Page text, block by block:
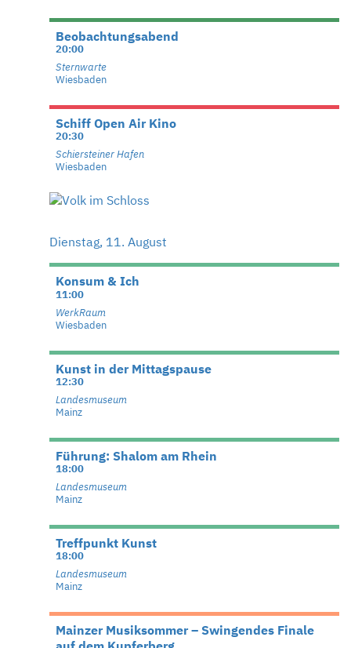
Beobachtungsabend
20:00
Sternwarte
Wiesbaden
Schiff Open Air Kino
20:30
Schiersteiner Hafen
Wiesbaden
Dienstag, 11. August
Konsum & Ich
11:00
WerkRaum
Wiesbaden
Kunst in der Mittagspause
12:30
Landesmuseum
Mainz
Führung: Shalom am Rhein
18:00
Landesmuseum
Mainz
Treffpunkt Kunst
18:00
Landesmuseum
Mainz
Mainzer Musiksommer – Swingendes Finale